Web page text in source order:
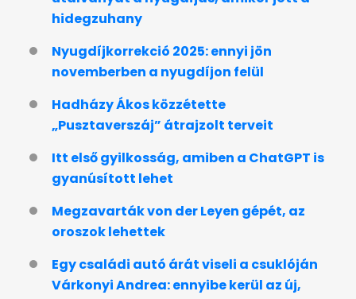
hidegzuhany
Nyugdíjkorrekció 2025: ennyi jön
novemberben a nyugdíjon felül
Hadházy Ákos közzétette
„Pusztaverszáj” átrajzolt terveit
Itt első gyilkosság, amiben a ChatGPT is
gyanúsított lehet
Megzavarták von der Leyen gépét, az
oroszok lehettek
Egy családi autó árát viseli a csuklóján
Várkonyi Andrea: ennyibe kerül az új,